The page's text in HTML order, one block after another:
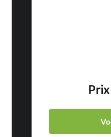
Enregistrer mon nom,
Prévenez-moi de tous les